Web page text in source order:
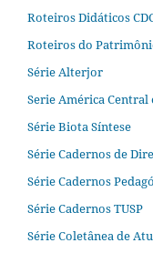
Roteiros Didáticos
Roteiros do
Série Alterjor
Serie América
Série Biota Síntese
Série Cadernos de
Série Cadernos
Série Cadernos TUSP
Série Coletânea de